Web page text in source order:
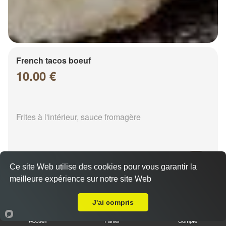
French tacos boeuf
10.00 €
Frites à l'intérieur, sauce fromagère
Accueil Panier Compte
Ce site Web utilise des cookies pour vous garantir la
meilleure expérience sur notre site Web
J'ai compris